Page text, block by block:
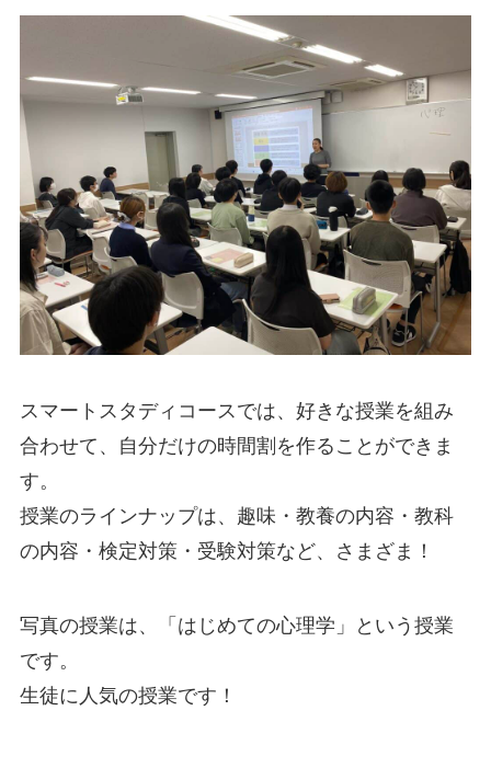
スマートスタディコースでは、好きな授業を組み
合わせて、自分だけの時間割を作ることができま
す。
授業のラインナップは、趣味・教養の内容・教科
の内容・検定対策・受験対策など、さまざま！
写真の授業は、「はじめての心理学」という授業
です。
生徒に人気の授業です！